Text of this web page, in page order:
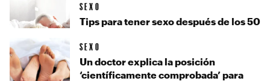
SEXO
Tips para tener sexo después de los 50
SEXO
Un doctor explica la posición
‘científicamente comprobada’ para